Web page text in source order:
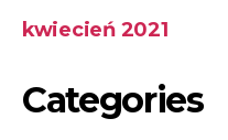
kwiecień 2021
Categories